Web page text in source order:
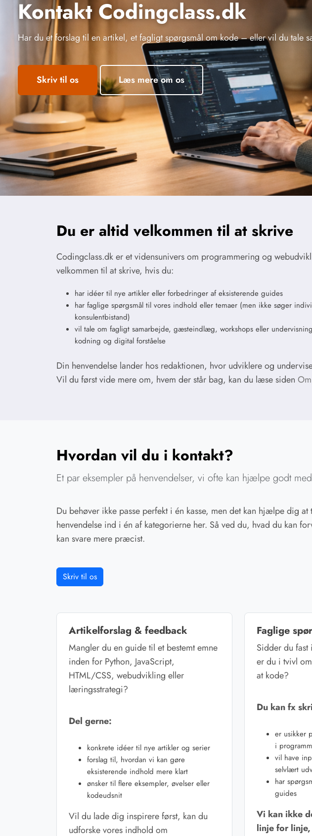
Kontakt Codingclass.dk
Har du et forslag til en artikel, et fagligt spørgsmål om kode – eller vil du tale
Skriv til os Læs mere om os
Du er altid velkommen til at skrive
Codingclass.dk er et vidensunivers om programmering og
velkommen til at skrive, hvis du:
har idéer til nye artikler eller forbedringer af eksisterende guides
har faglige spørgsmål til vores indhold eller temaer (men ikke søger
konsulentbistand)
vil tale om fagligt samarbejde, gæsteindlæg, workshops eller
kodning og digital forståelse
Din henvendelse lander hos redaktionen, hvor udviklere og
Vil du først vide mere om, hvem der står bag, kan du læse siden
Hvordan vil du i kontakt?
Et par eksempler på henvendelser, vi ofte kan hjælpe godt
Du behøver ikke passe perfekt i én kasse, men det kan hjælpe dig
henvendelse ind i én af kategorierne her. Så ved du, hvad du kan
kan svare mere præcist.
Skriv til os
Artikelforslag & feedback
Mangler du en guide til et bestemt emne
inden for Python, JavaScript,
HTML/CSS, webudvikling eller
læringsstrategi?
Del gerne:
konkrete idéer til nye artikler og serier
forslag til, hvordan vi kan gøre
eksisterende indhold mere klart
ønsker til flere eksempler, øvelser eller
kodeudsnit
Vil du lade dig inspirere først, kan du
udforske vores indhold om
Faglige
Sidder du
er du i tvivl
at kode?
Du kan fx
er usikker
i
vil have
selvlært
har
guides
Vi kan ikke
linje for